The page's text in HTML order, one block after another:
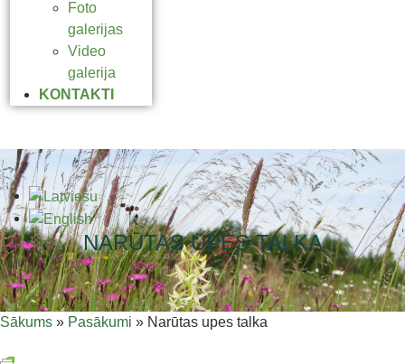
Foto
galerijas
Video
galerija
KONTAKTI
NARŪTAS UPES TALKA
Sākums » Pasākumi » Narūtas upes talka